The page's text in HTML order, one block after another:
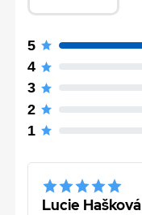
5
4
3
2
1
Lucie Hašková